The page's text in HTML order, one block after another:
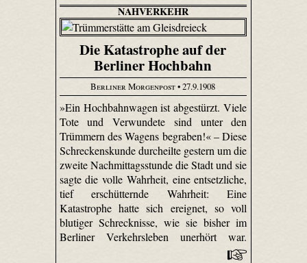
NAHVERKEHR
Die Katastrophe auf der
Berliner Hochbahn
Berliner Morgenpost• 27.9.1908
»Ein Hochbahnwagen ist abgestürzt. Viele
Tote und Verwundete sind unter den
Trümmern des Wagens begraben!« – Diese
Schreckenskunde durcheilte gestern um die
zweite Nachmittagsstunde die Stadt und sie
sagte die volle Wahrheit, eine entsetzliche,
tief erschütternde Wahrheit: Eine
Katastrophe hatte sich ereignet, so voll
blutiger Schrecknisse, wie sie bisher im
Berliner Verkehrsleben unerhört war.